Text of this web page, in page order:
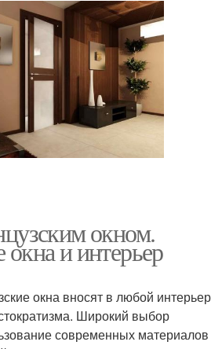
окном.
и интерьер
окна вносят в любой интерьер
Широкий выбор
современных материалов